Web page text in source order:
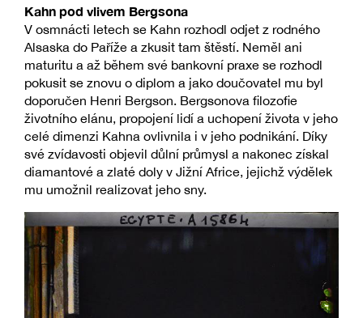
Kahn pod vlivem Bergsona
V osmnácti letech se Kahn rozhodl odjet z rodného
Alsaska do Paříže a zkusit tam štěstí. Neměl ani
maturitu a až během své bankovní praxe se rozhodl
pokusit se znovu o diplom a jako doučovatel mu byl
doporučen Henri Bergson. Bergsonova filozofie
životního elánu, propojení lidí a uchopení života v jeho
celé dimenzi Kahna ovlivnila i v jeho podnikání. Díky
své zvídavosti objevil důlní průmysl a nakonec získal
diamantové a zlaté doly v Jižní Africe, jejichž výdělek
mu umožnil realizovat jeho sny.